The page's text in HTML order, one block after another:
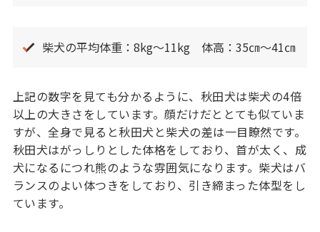
柴犬の平均体重：8kg～11kg 体高：35㎝～41㎝
上記の数字を見ても分かるように、秋田犬は柴犬の4倍
以上の大きさをしています。顔だけだととても似ていま
すが、全身で見ると秋田犬と柴犬の差は一目瞭然です。
秋田犬はがっしりとした体格をしており、首が太く、成
犬になるにつれ熊のような雰囲気になります。柴犬はバ
ランスのよい体つきをしており、引き締まった体型をし
ています。